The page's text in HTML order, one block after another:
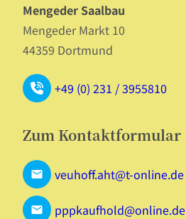
Mengeder Saalbau
Mengeder Markt 10
44359 Dortmund
+49 (0) 231 / 3955810
Zum Kontaktformular
veuhoff.aht@t-online.de
pppkaufhold@online.de